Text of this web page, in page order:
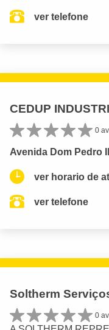
ver telefone
CEDUP
0
Avenida Dom Pedro
ver horario de
ver telefone
Soltherm
0